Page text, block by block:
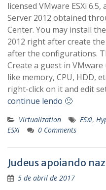
licensed VMware ESXi
Server 2012 obtained
Center. You may install
2012 right after create
after the configurations.
Create a guest in
like memory, CPU, HDD,
right-click on it and edit
continue lendo 🙂
Virtualization ESXi,
ESXi
0 Comments
Judeus apoiando
5 de abril de 2017